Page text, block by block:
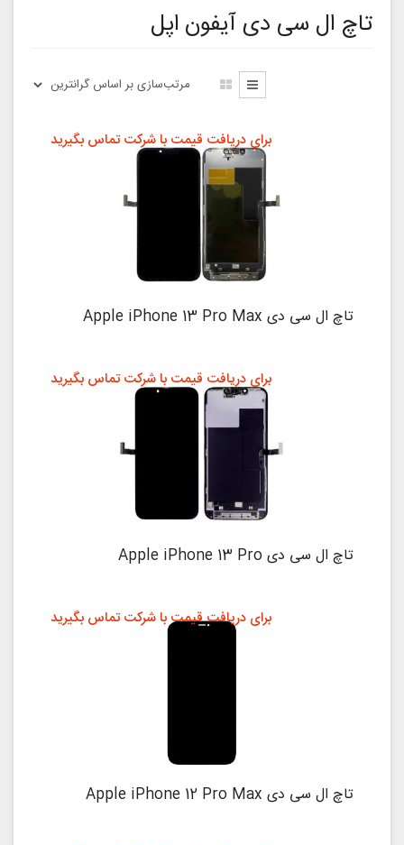
تاچ ال سی دی آیفون اپل
تاچ ال سی دی Apple iPhone 13 Pro Max
برای دریافت قیمت با شرکت تماس بگیرید
تاچ ال سی دی Apple iPhone 13 Pro
برای دریافت قیمت با شرکت تماس بگیرید
تاچ ال سی دی Apple iPhone 12 Pro Max
برای دریافت قیمت با شرکت تماس بگیرید